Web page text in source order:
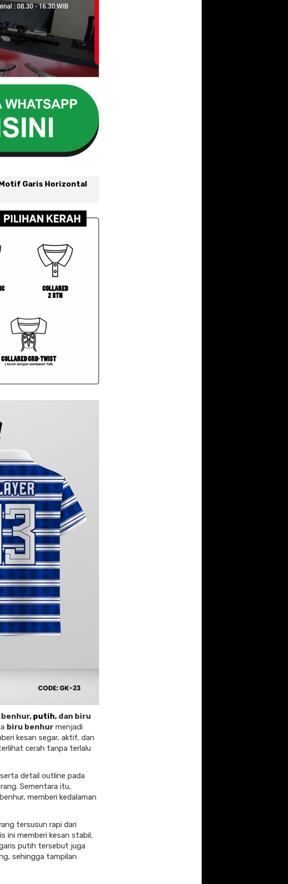
Garis Horizontal
benhur, putih, dan biru
biru benhur menjadi
kesan segar, aktif, dan
cerah tanpa terlalu
detail outline pada
Sementara itu,
memberi kedalaman
tersusun rapi dari
ini memberi kesan stabil,
putih tersebut juga
sehingga tampilan